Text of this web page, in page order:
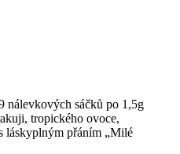
nálevkových sáčků po 1,5g
tropického ovoce,
láskyplným přáním „Milé